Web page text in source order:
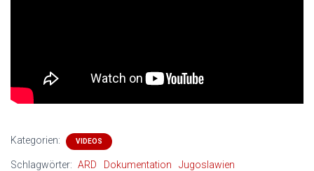
Kategorien: VIDEOS
Schlagwörter: ARD Dokumentation Jugoslawien